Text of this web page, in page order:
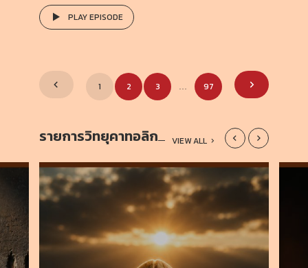
PLAY EPISODE
Posts
pagination
1 2 3 97
รายการวิทยุคาทอลิก VIEW ALL